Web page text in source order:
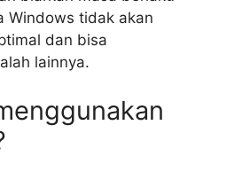
Windows tidak akan
dan bisa
lainnya.